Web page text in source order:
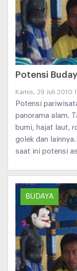
Potensi
Kamis, 29 Juli 2010
Potensi
panorama alam.
bumi, hajat laut,
golek dan
saat ini potensi
BUDAYA